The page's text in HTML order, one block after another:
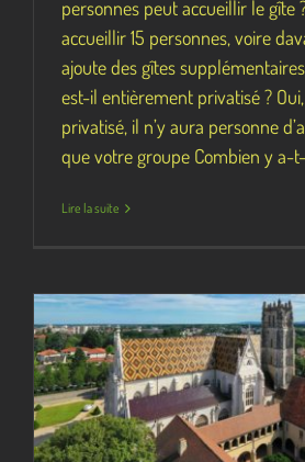
personnes peut accueillir le gîte
accueillir 15 personnes, voire
ajoute des gîtes
est-il entièrement privatisé ?
privatisé, il n’y aura personne
que votre groupe Combien y a-
Lire la suite